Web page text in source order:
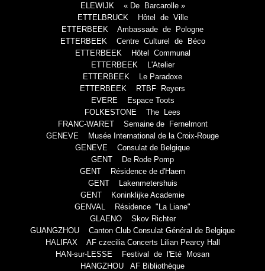
ELEWIJK « De Barcarolle »
ETTELBRUCK Hôtel de Ville
ETTERBEEK Ambassade de Pologne
ETTERBEEK Centre Culturel de Béco
ETTERBEEK Hôtel Communal
ETTERBEEK L'Atelier
ETTERBEEK Le Paradoxe
ETTERBEEK RTBF Reyers
EVERE Espace Toots
FOLKESTONE The Lees
FRANC-WARET Semaine de Fernelmont
GENEVE Musée International de la Croix-Rouge
GENEVE Consulat de Belgique
GENT De Rode Pomp
GENT Résidence de d'Haem
GENT Lakenmetershuis
GENT Koninklijke Academie
GENVAL Résidence "La Liane"
GLAENO Skov Richter
GUANGZHOU Canton Club Consulat Général de Belgique
HALIFAX AF czecilia Concerts Lilian Pearcy Hall
HAN-sur-LESSE Festival de l'Eté Mosan
HANGZHOU AF Bibliothèque